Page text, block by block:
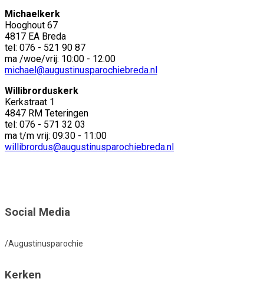
Michaelkerk
Hooghout 67
4817 EA Breda
tel: 076 - 521 90 87
ma /woe/vrij: 10:00 - 12:00
michael@augustinusparochiebreda.nl
Willibrorduskerk
Kerkstraat 1
4847 RM Teteringen
tel: 076 - 571 32 03
ma t/m vrij: 09:30 - 11:00
willibrordus@augustinusparochiebreda.nl
Social Media
/Augustinusparochie
Kerken